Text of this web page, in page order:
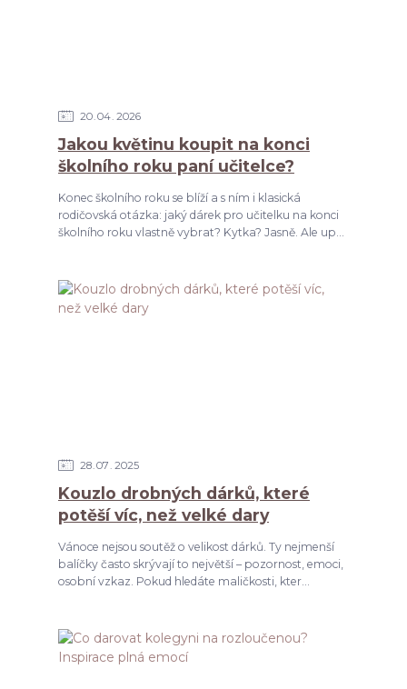
20 04 2026
Jakou květinu koupit na konci
školního roku paní učitelce?
Konec školního roku se blíží a s ním i klasická
rodičovská otázka: jaký dárek pro učitelku na konci
školního roku vlastně vybrat? Kytka? Jasně. Ale up...
28 07 2025
Kouzlo drobných dárků, které
potěší víc, než velké dary
Vánoce nejsou soutěž o velikost dárků. Ty nejmenší
balíčky často skrývají to největší – pozornost, emoci,
osobní vzkaz. Pokud hledáte maličkosti, kter...